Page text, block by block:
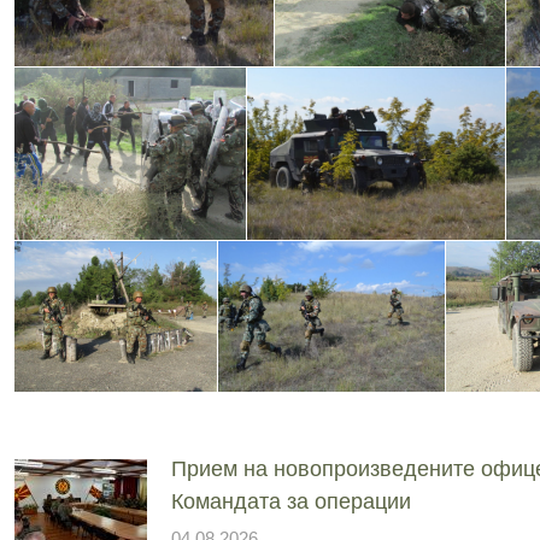
Прием на новопроизведените
Командата за операции